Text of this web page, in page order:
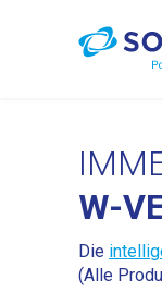
W-
Die
(Alle